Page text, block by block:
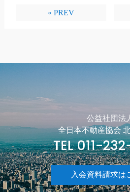
« PREV
公益社団法
全日本不動産協会
TEL 011-
入会資料請求は